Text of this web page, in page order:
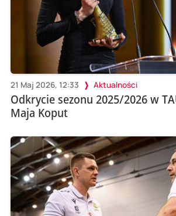
21 Maj 2026, 12:33 Aktualności
Odkrycie sezonu 2025/2026 w
Maja Koput